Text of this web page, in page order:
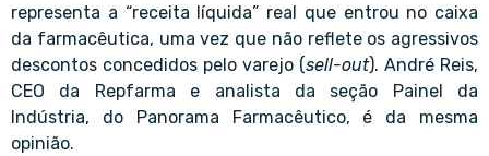
representa a “receita líquida” real que entrou no caixa
da farmacêutica, uma vez que não reflete os agressivos
descontos concedidos pelo varejo (sell-out). André Reis,
CEO da Repfarma e analista da seção Painel da
Indústria, do Panorama Farmacêutico, é da mesma
opinião.